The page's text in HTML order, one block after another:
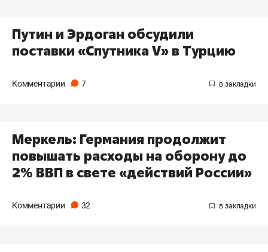
Путин и Эрдоган обсудили
поставки «Спутника V» в Турцию
Комментарии 7
Меркель: Германия продолжит
повышать расходы на оборону до
2% ВВП в свете «действий России»
Комментарии 32